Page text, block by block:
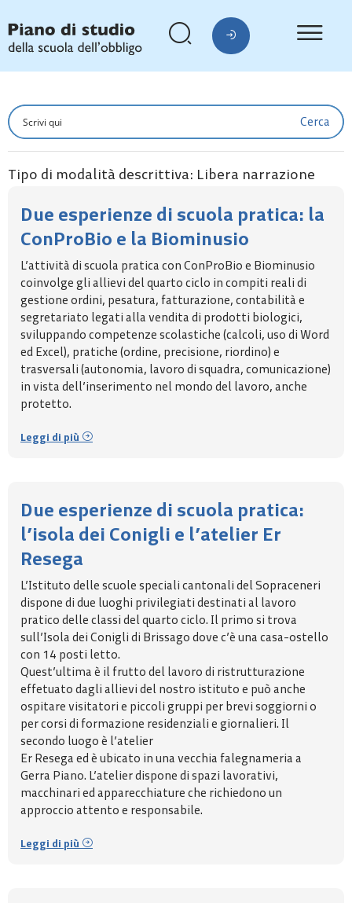
Cerca
Tipo di modalità descrittiva: Libera narrazione
Due esperienze di scuola pratica: la
ConProBio e la Biominusio
L’attività di scuola pratica con ConProBio e Biominusio
coinvolge gli allievi del quarto ciclo in compiti reali di
gestione ordini, pesatura, fatturazione, contabilità e
segretariato legati alla vendita di prodotti biologici,
sviluppando competenze scolastiche (calcoli, uso di Word
ed Excel), pratiche (ordine, precisione, riordino) e
trasversali (autonomia, lavoro di squadra, comunicazione)
in vista dell’inserimento nel mondo del lavoro, anche
protetto.
Leggi di più
Due esperienze di scuola pratica:
l’isola dei Conigli e l’atelier Er
Resega
L’Istituto delle scuole speciali cantonali del Sopraceneri
dispone di due luoghi privilegiati destinati al lavoro
pratico delle classi del quarto ciclo. Il primo si trova
sull’Isola dei Conigli di Brissago dove c’è una casa-ostello
con 14 posti letto.
Quest’ultima è il frutto del lavoro di ristrutturazione
effetuato dagli allievi del nostro istituto e può anche
ospitare visitatori e piccoli gruppi per brevi soggiorni o
per corsi di formazione residenziali e giornalieri. Il
secondo luogo è l’atelier
Er Resega ed è ubicato in una vecchia falegnameria a
Gerra Piano. L’atelier dispone di spazi lavorativi,
macchinari ed apparecchiature che richiedono un
approccio attento e responsabile.
Leggi di più